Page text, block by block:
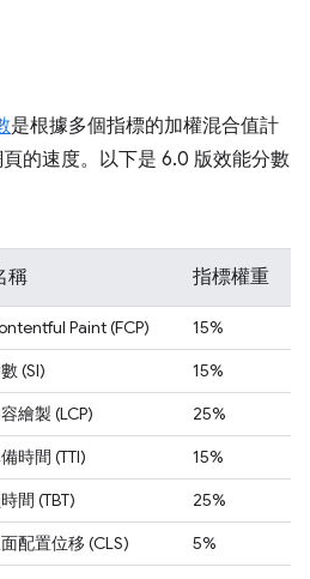
是根據多個指標的加權混合值計
的速度。以下是 6.0 版效能分數
稱 指標權重
Paint (FCP)
15%
(SI)
15%
繪製 (LCP)
25%
時間 (TTI)
15%
間 (TBT)
25%
配置位移 (CLS) 5%